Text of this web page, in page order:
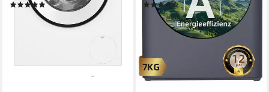
(225)
555,00 €
1.099,00 €
mtl. in 48 Raten
(96)
289,99 € UVP 499,99 €
nur diesen Monat
mtl. in 24 Raten